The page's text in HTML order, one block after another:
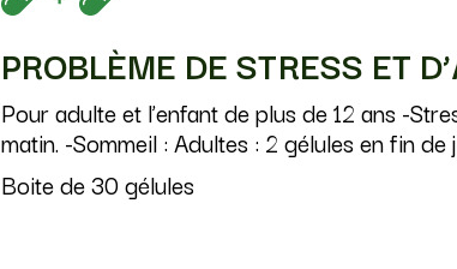
PROBLÈME DE STRESS ET
Pour adulte et l’enfant de plus de 12 ans -
matin. -Sommeil : Adultes : 2 gélules en fin
Boite de 30 gélules